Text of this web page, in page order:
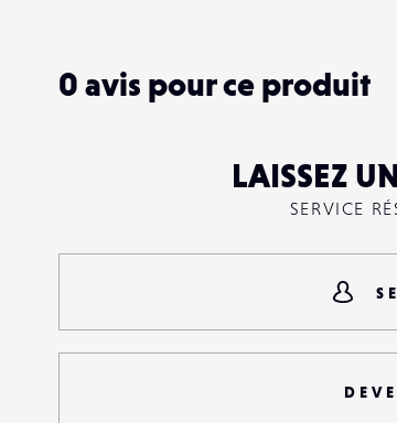
0 avis pour ce produit
LAISSEZ
SERVICE